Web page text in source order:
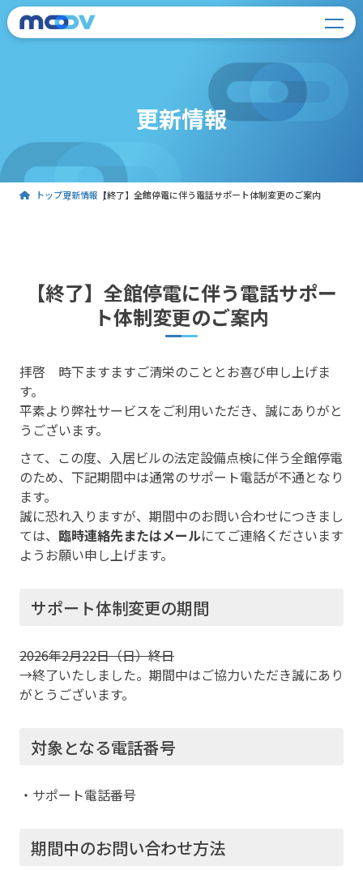
更新情報
トップ更新情報 【終了】全館停電に伴う電話サポート体制変更のご案内
【終了】全館停電に伴う電話サポー
ト体制変更のご案内
拝啓 時下ますますご清栄のこととお喜び申し上げま
す。
平素より弊社サービスをご利用いただき、誠にありがと
うございます。
さて、この度、入居ビルの法定設備点検に伴う全館停電
のため、下記期間中は通常のサポート電話が不通となり
ます。
誠に恐れ入りますが、期間中のお問い合わせにつきまし
ては、 臨時連絡先またはメールにてご連絡くださいます
ようお願い申し上げます。
サポート体制変更の期間
2026年2月22日（日）終日
→終了いたしました。期間中はご協力いただき誠にあり
がとうございます。
対象となる電話番号
・サポート電話番号
期間中のお問い合わせ方法